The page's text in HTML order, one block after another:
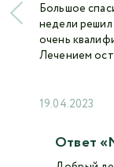
Большое
недели
очень
Лечением
19.04.2023
Ответ